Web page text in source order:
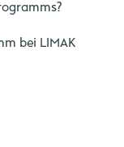
bei LIMAK